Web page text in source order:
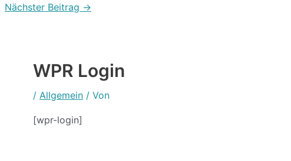
Nächster Beitrag →
WPR Login
/ Allgemein / Von
[wpr-login]